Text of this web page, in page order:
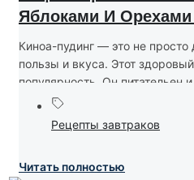
Яблоками И
Киноа-пудинг — это не просто
пользы и вкуса. Этот
популярность. Он питательен и
Рецепты завтраков
Читать полностью